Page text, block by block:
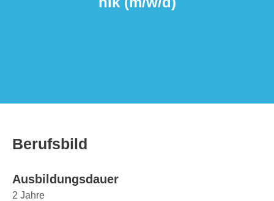
Berufs­bild
Ausbil­dungs­dauer
2 Jahre